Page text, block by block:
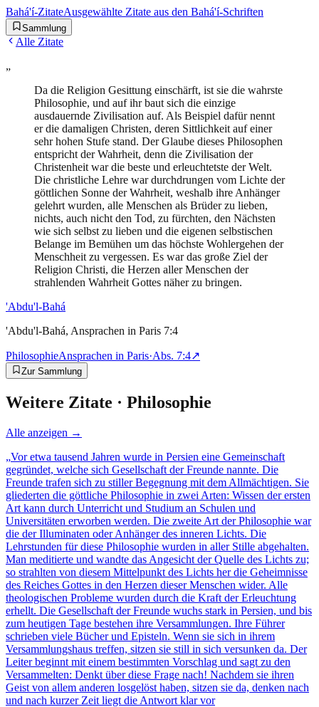
Bahá'í-ZitateAusgewählte Zitate aus den Bahá'í-Schriften
Sammlung
Alle Zitate
„
Da die Religion Gesittung einschärft, ist sie die wahrste
Philosophie, und auf ihr baut sich die einzige
ausdauernde Zivilisation auf. Als Beispiel dafür nennt
er die damaligen Christen, deren Sittlichkeit auf einer
sehr hohen Stufe stand. Der Glaube dieses Philosophen
entspricht der Wahrheit, denn die Zivilisation der
Christenheit war die beste und erleuchtetste der Welt.
Die christliche Lehre war durchdrungen vom Lichte der
göttlichen Sonne der Wahrheit, weshalb ihre Anhänger
gelehrt wurden, alle Menschen als Brüder zu lieben,
nichts, auch nicht den Tod, zu fürchten, den Nächsten
wie sich selbst zu lieben und die eigenen selbstischen
Belange im Bemühen um das höchste Wohlergehen der
Menschheit zu vergessen. Es war das große Ziel der
Religion Christi, die Herzen aller Menschen der
strahlenden Wahrheit Gottes näher zu bringen.
'Abdu'l-Bahá
'Abdu'l-Bahá, Ansprachen in Paris 7:4
PhilosophieAnsprachen in Paris·Abs. 7:4↗
Zur Sammlung
Weitere Zitate · Philosophie
Alle anzeigen →
„Vor etwa tausend Jahren wurde in Persien eine Gemeinschaft
gegründet, welche sich Gesellschaft der Freunde nannte. Die
Freunde trafen sich zu stiller Begegnung mit dem Allmächtigen. Sie
gliederten die göttliche Philosophie in zwei Arten: Wissen der ersten
Art kann durch Unterricht und Studium an Schulen und
Universitäten erworben werden. Die zweite Art der Philosophie war
die der Illuminaten oder Anhänger des inneren Lichts. Die
Lehrstunden für diese Philosophie wurden in aller Stille abgehalten.
Man meditierte und wandte das Angesicht der Quelle des Lichts zu;
so strahlten von diesem Mittelpunkt des Lichts her die Geheimnisse
des Reiches Gottes in den Herzen dieser Menschen wider. Alle
theologischen Probleme wurden durch die Kraft der Erleuchtung
erhellt. Die Gesellschaft der Freunde wuchs stark in Persien, und bis
zum heutigen Tage bestehen ihre Versammlungen. Ihre Führer
schrieben viele Bücher und Episteln. Wenn sie sich in ihrem
Versammlungshaus treffen, sitzen sie still in sich versunken da. Der
Leiter beginnt mit einem bestimmten Vorschlag und sagt zu den
Versammelten: Denkt über diese Frage nach! Nachdem sie ihren
Geist von allem anderen losgelöst haben, sitzen sie da, denken nach
und nach kurzer Zeit liegt die Antwort klar vor